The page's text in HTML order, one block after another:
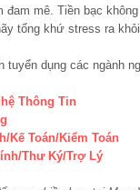
đam mê. Tiền bạc
tống khứ stress ra
tuyển dụng các ngành
Thông Tin
Kế Toán/Kiểm Toán
Thư Ký/Trợ Lý